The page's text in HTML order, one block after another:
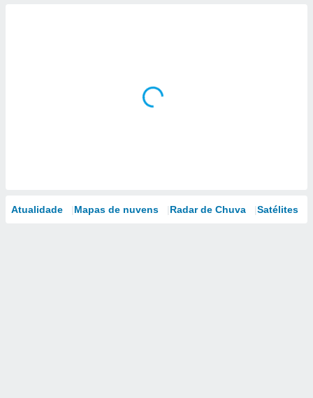
Atualidade Mapas de nuvens Radar de Chuva Satélites